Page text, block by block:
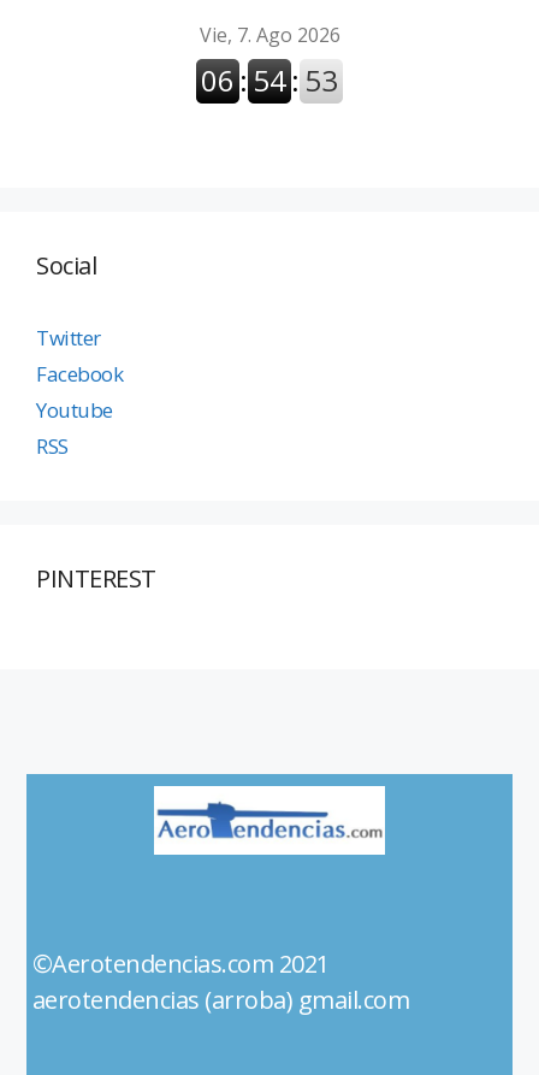
Social
Twitter
Facebook
Youtube
RSS
PINTEREST
©Aerotendencias.com 2021
aerotendencias (arroba) gmail.com